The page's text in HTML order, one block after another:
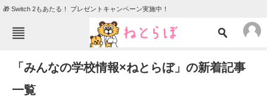
🎁 Switch 2もあたる！ プレゼントキャンペーン実施中！
TOP ニュース
エンタメ
「みんなの学校情報×ねとらぼ」の新着記事
一覧